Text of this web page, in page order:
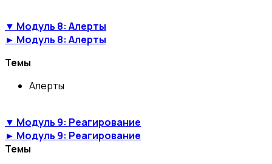
▼ Модуль 8: Алерты
► Модуль 8: Алерты
Темы
Алерты
▼ Модуль 9: Реагирование
► Модуль 9: Реагирование
Темы